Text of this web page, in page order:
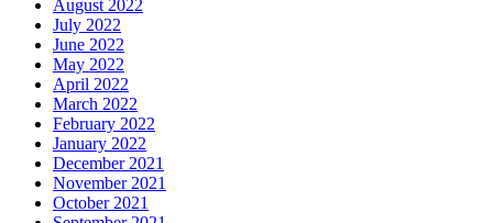
August 2022
July 2022
June 2022
May 2022
April 2022
March 2022
February 2022
January 2022
December 2021
November 2021
October 2021